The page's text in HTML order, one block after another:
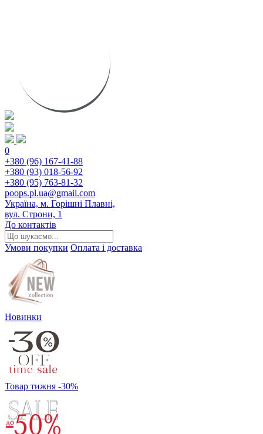
0
+380 (96) 167-41-88
+380 (93) 018-56-92
+380 (95) 763-81-32
poops.pl.ua@gmail.com
Україна, м. Горішні Плавні,
вул. Строни, 1
До контактів
Умови покупки Оплата і доставка
Новинки
Товар тижня -30%